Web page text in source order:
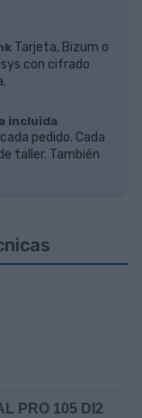
Tarjeta, Bizum o
con cifrado
incluida
pedido. Cada
taller. También
PRO 105 DI2